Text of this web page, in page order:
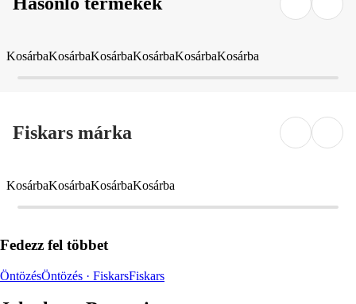
KosárbaKosárbaKosárbaKosárbaKosárbaKosárba
Fiskars márka
KosárbaKosárbaKosárbaKosárba
Fedezz fel többet
ÖntözésÖntözés · FiskarsFiskars